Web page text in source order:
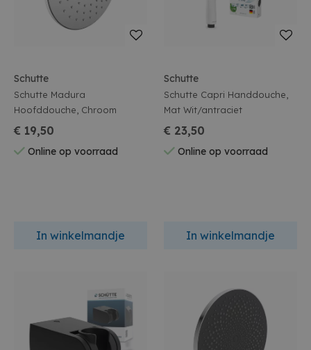
Schutte
Schutte Madura
Hoofddouche, Chroom
€ 19,50
Online op voorraad
In winkelmandje
Schutte
Schutte Capri Handdouche,
Mat Wit/antraciet
€ 23,50
Online op voorraad
In winkelmandje